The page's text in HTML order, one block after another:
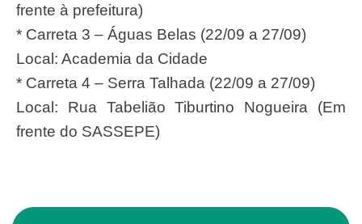
frente à prefeitura)
* Carreta 3 – Águas Belas (22/09 a 27/09)
Local: Academia da Cidade
* Carreta 4 – Serra Talhada (22/09 a 27/09)
Local: Rua Tabelião Tiburtino Nogueira (Em
frente do SASSEPE)